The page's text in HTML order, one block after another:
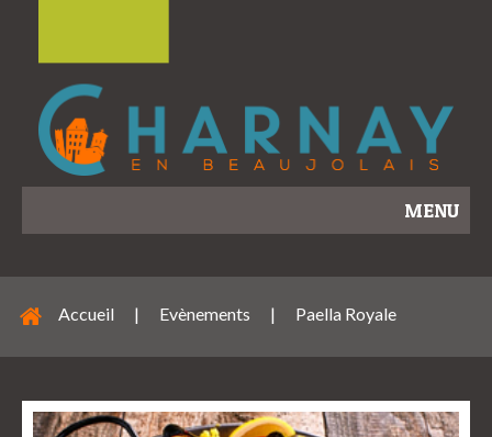
MENU
Accueil | Evènements | Paella Royale